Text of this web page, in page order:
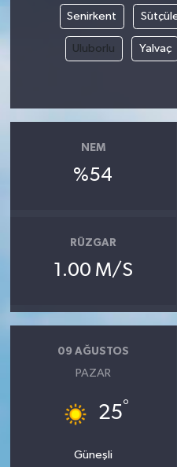
Senirkent
Uluborlu Yalvaç
NEM
%54
RÜZGAR
1.00 M/S
09 AĞUSTOS
PAZAR
25°
Güneşli